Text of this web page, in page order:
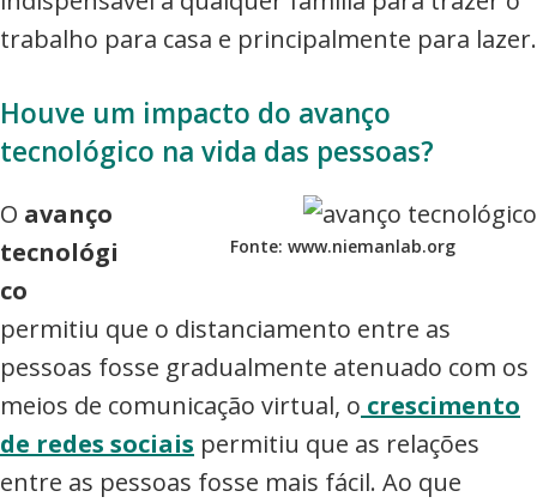
trabalho para casa e principalmente para lazer.
Houve um impacto do avanço
tecnológico na vida das pessoas?
Fonte: www.niemanlab.org
O avanço
tecnológi
co
permitiu que o distanciamento entre as
pessoas fosse gradualmente atenuado com os
meios de comunicação virtual, o crescimento
de redes sociais permitiu que as relações
entre as pessoas fosse mais fácil. Ao que